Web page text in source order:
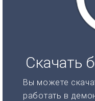
Скачать
Вы можете
работать в